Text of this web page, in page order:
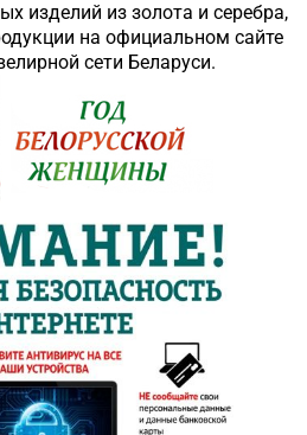
изделий из золота и серебра,
на официальном сайте
сети Беларуси.